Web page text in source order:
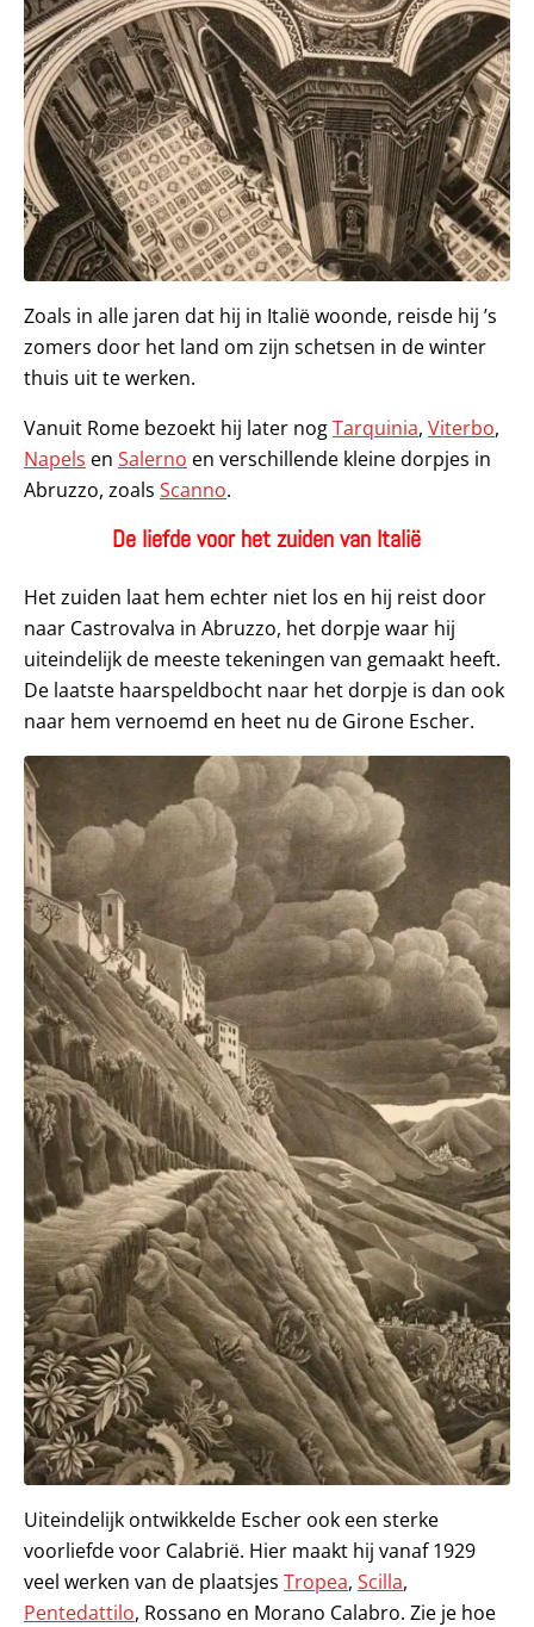
Zoals in alle jaren dat hij in Italië woonde, reisde hij ’s
zomers door het land om zijn schetsen in de winter
thuis uit te werken.
Vanuit Rome bezoekt hij later nogTarquinia, Viterbo,
Napels en Salerno en verschillende kleine dorpjes in
Abruzzo, zoals Scanno.
De liefde voor het zuiden van Italië
Het zuiden laat hem echter niet los en hij reist door
naar Castrovalva in Abruzzo, het dorpje waar hij
uiteindelijk de meeste tekeningen van gemaakt heeft.
De laatste haarspeldbocht naar het dorpje is dan ook
naar hem vernoemd en heet nu de Girone Escher.
Uiteindelijk ontwikkelde Escher ook een sterke
voorliefde voor Calabrië. Hier maakt hij vanaf 1929
veel werken van de plaatsjes Tropea, Scilla,
Pentedattilo, Rossano en Morano Calabro. Zie je hoe